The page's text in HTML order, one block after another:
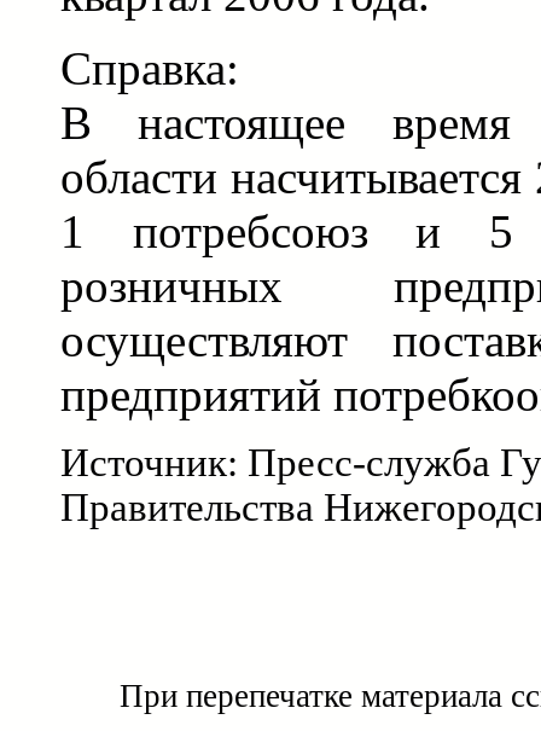
Справка:
В настоящее время
области
1 потребсоюз и 5
розничных
осуществляют
предприятий
Источник: Пресс-служба
Правительства
При перепечатке материала